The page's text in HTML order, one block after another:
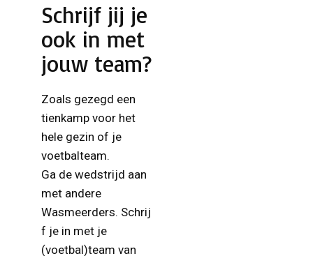
Schrijf jij je
ook in met
jouw team?
Zoals gezegd een
tienkamp voor het
hele gezin of je
voetbalteam.
Ga de wedstrijd aan
met andere
Wasmeerders. Schrij
f je in met je
(voetbal)team van